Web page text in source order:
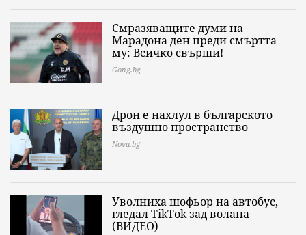
Смразяващите думи на
Марадона ден преди смъртта
му: Всичко свърши!
Gong.bg
Дрон е нахлул в българското
въздушно пространство
Nova.bg
Уволниха шофьор на автобус,
гледал TikTok зад волана
(ВИДЕО)